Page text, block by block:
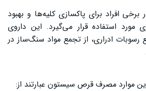
افراد برای پاکسازی کلیه‌ها و بهبود
مورد استفاده قرار می‌گیرد. این داروی
ادراری، از تجمع مواد سنگ‌ساز در
موارد مصرف قرص سیستون عبارتند از: